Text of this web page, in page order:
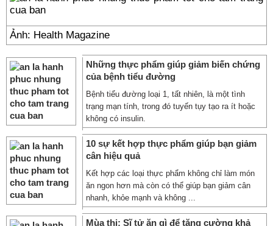
Ảnh: Health Magazine
Những thực phẩm giúp giảm biến chứng
của bệnh tiểu đường
Bệnh tiểu đường loại 1, tất nhiên, là một tình
trạng mạn tính, trong đó tuyến tụy tạo ra ít hoặc
không có insulin.
10 sự kết hợp thực phẩm giúp bạn giảm
cân hiệu quả
Kết hợp các loại thực phẩm không chỉ làm món
ăn ngon hơn mà còn có thể giúp bạn giảm cân
nhanh, khỏe mạnh và không ...
Mùa thi: Sĩ tử ăn gì để tăng cường khả